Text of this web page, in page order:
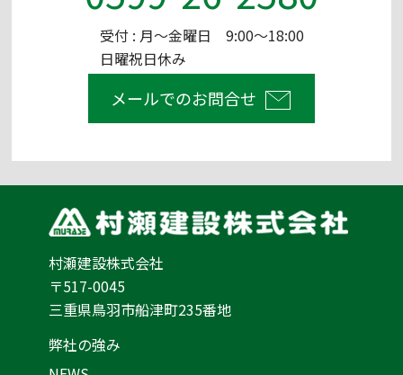
受付 : 月～金曜日 9:00～18:00
日曜祝日休み
メールでのお問合せ
村瀬建設株式会社
〒517-0045
三重県鳥羽市船津町235番地
弊社の強み